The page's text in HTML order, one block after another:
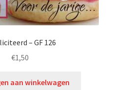
– GF 126
€1,50
aan winkelwagen